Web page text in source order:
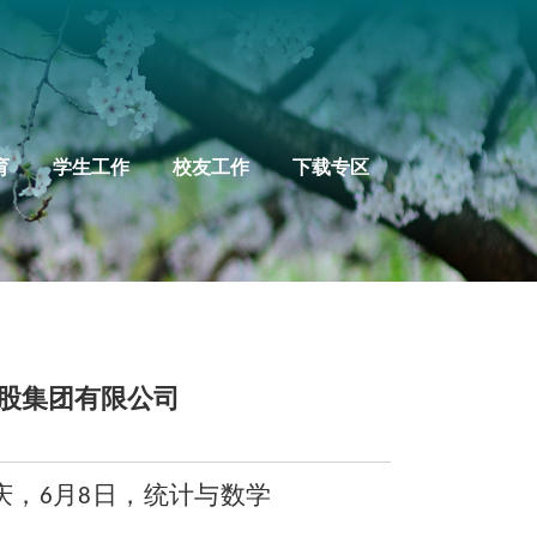
学生工作 校友工作 下载专区
集团有限公司
6月 8 日，统计与数学